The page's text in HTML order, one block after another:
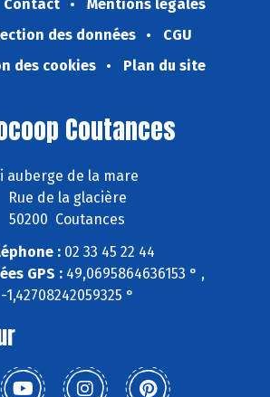
Contact
Mentions légales
des données
CGU
des cookies
Plan du site
Coutances
auberge de la mare
Rue de la glacière
50200 Coutances
:02 33 45 22 44
GPS :49,0695864636153 ° ,
-1,42708242059325 °